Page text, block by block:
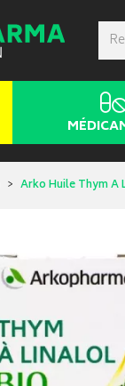
Arko Huile Thym A